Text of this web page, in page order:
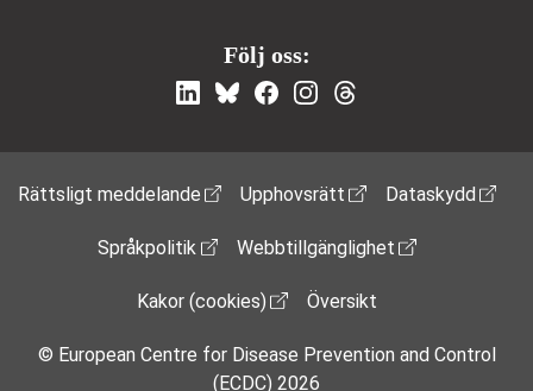
Följ oss:
Footer Menu
Rättsligt meddelande Upphovsrätt Dataskydd
Språkpolitik Webbtillgänglighet
Kakor (cookies) Översikt
© European Centre for Disease Prevention and Control
(ECDC) 2026